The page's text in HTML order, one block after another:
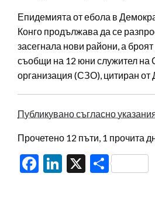
Епидемията от ебола в
Конго продължава да се
засегнала нови райони, а
съобщи на 12 юни служител на
организация (СЗО), цитиран
Публикувано съгласно
Прочетено 12 пъти, 1 прочита
Facebook
LinkedIn
X Share